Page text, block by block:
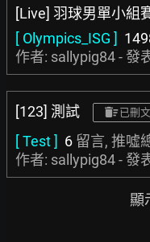
[Live] 羽球男單小組
[ Olympics_ISG ]
作者: sallypig84 - 發
[123] 測試 已刪文
[ Test ] 6 留言, 推噓
作者: sallypig84 - 發
顯